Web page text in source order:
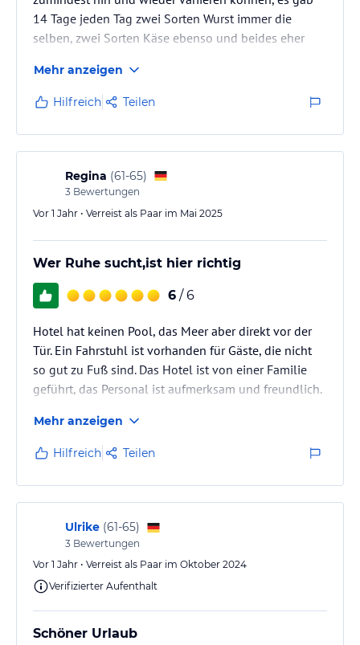
14 Tage jeden Tag zwei Sorten Wurst immer die
selben, zwei Sorten Käse ebenso und beides eher
in der Farbe unterschieden.
Zudem hätte das Bad eine Renovierung und
Grundreinigung nötig.
Die Aussicht und Lage sind hervorragend. Das Bett ist
auch sehr gut, das Personal war sehr zuvorkommend
und Hilfsbereit.
Mehr anzeigen
Hilfreich Teilen
Regina (61-65)
3 Bewertungen
Vor 1 Jahr • Verreist als Paar im Mai 2025
Wer Ruhe sucht,ist hier richtig
6 / 6
Hotel hat keinen Pool, das Meer aber direkt vor der
Tür. Ein Fahrstuhl ist vorhanden für Gäste, die nicht
so gut zu Fuß sind. Das Hotel ist von einer Familie
geführt, das Personal ist aufmerksam und freundlich.
Mehr anzeigen
Hilfreich Teilen
Ulrike (61-65)
3 Bewertungen
Vor 1 Jahr • Verreist als Paar im Oktober 2024
Verifizierter Aufenthalt
Schöner Urlaub